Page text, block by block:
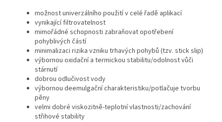
možnost univerzálního použití v celé řadě aplikací
vynikající filtrovatelnost
mimořádné schopnosti zabraňovat opotřebení
pohyblivých částí
minimalizaci rizika vzniku trhavých pohybů (tzv. stick slip)
výbornou oxidační a termickou stabilitu/odolnost vůči
stárnutí
dobrou odlučivost vody
výbornou deemulgační charakteristiku/potlačuje tvorbu
pěny
velmi dobré viskozitně-teplotní vlastnosti/zachování
střihové stability